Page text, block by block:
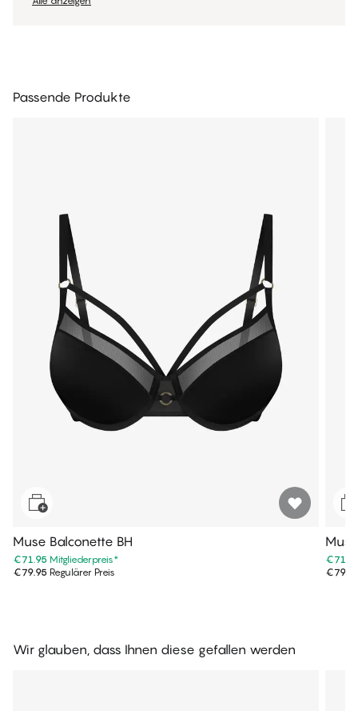
Passende Produkte
Muse Balconette BH
€71.95 Mitgliederpreis*
€79.95 Regulärer Preis
Wir glauben, dass Ihnen diese gefallen werden